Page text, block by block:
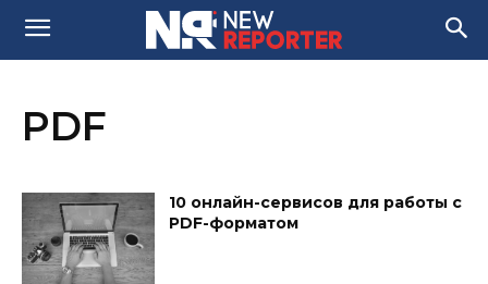
PDF
10 онлайн-сервисов для работы с
PDF-форматом